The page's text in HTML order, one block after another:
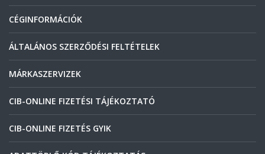
CÉGINFORMÁCIÓK
ÁLTALÁNOS SZERZŐDÉSI FELTÉTELEK
MÁRKASZERVIZEK
CIB-ONLINE FIZETÉSI TÁJÉKOZTATÓ
CIB-ONLINE FIZETÉS GYIK